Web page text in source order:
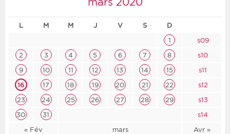
L M M J V S D
« Fév mars Avr »
1
s09
2
3 4 5 6 7 8
s10
9
10 11 12 13 14 15
s11
16
17 18 19 20 21 22
s12
23
24 25 26 27 28 29
s13
30
31 s14